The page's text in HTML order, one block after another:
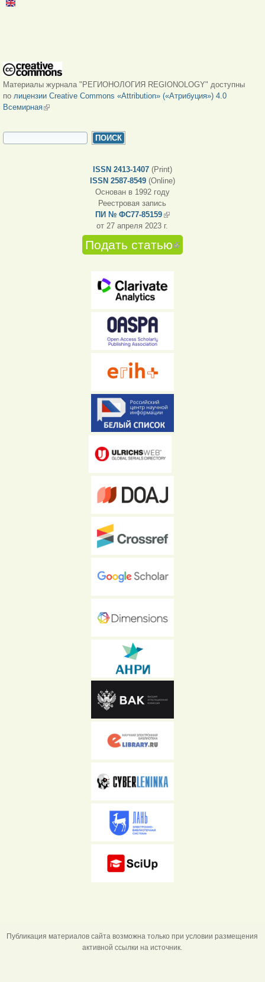
Материалы журнала "РЕГИОНОЛОГИЯ REGIONOLOGY" доступны
по лицензии Creative Commons «Attribution» («Атрибуция») 4.0
Всемирная(внешняя ссылка)
ФОРМА ПОИСКА
ISSN 2413-1407 (Print)
ISSN 2587-8549 (Online)
Основан в 1992 году
Реестровая запись
ПИ № ФС77-85159 (внешняя ссылка)
от 27 апреля 2023 г.
Подать статью
Публикация материалов сайта возможна только при условии размещения
активной ссылки на источник.